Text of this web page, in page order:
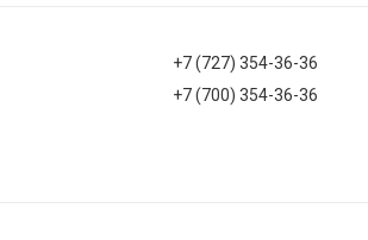
+7 (727) 354-36-36
+7 (700) 354-36-36